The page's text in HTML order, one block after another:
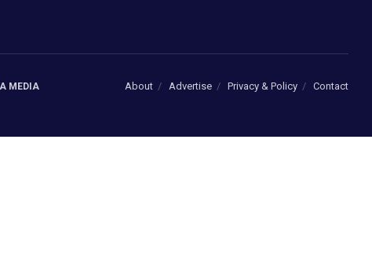
About Advertise Privacy & Policy Contact
MEDIA